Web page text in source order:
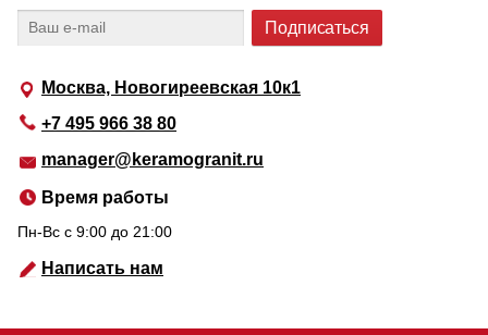
Москва, Новогиреевская 10к1
+7 495 966 38 80
manager@keramogranit.ru
Время работы
Пн-Вс c 9:00 до 21:00
Написать нам